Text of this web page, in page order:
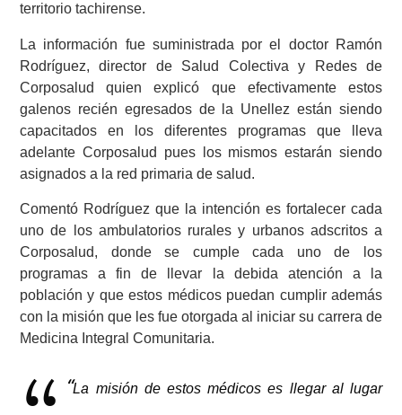
territorio tachirense.
La información fue suministrada por el doctor Ramón
Rodríguez, director de Salud Colectiva y Redes de
Corposalud quien explicó que efectivamente estos
galenos recién egresados de la Unellez están siendo
capacitados en los diferentes programas que lleva
adelante Corposalud pues los mismos estarán siendo
asignados a la red primaria de salud.
Comentó Rodríguez que la intención es fortalecer cada
uno de los ambulatorios rurales y urbanos adscritos a
Corposalud, donde se cumple cada uno de los
programas a fin de llevar la debida atención a la
población y que estos médicos puedan cumplir además
con la misión que les fue otorgada al iniciar su carrera de
Medicina Integral Comunitaria.
“La misión de estos médicos es llegar al lugar